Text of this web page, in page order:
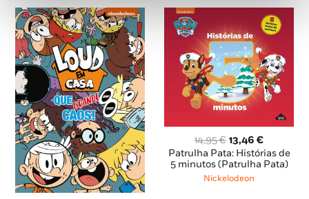
14,95€ O
preço
original
era:
13,46€O
preço
atual
Patrulha Pata: Histórias de
5 minutos (Patrulha Pata)
Nickelodeon